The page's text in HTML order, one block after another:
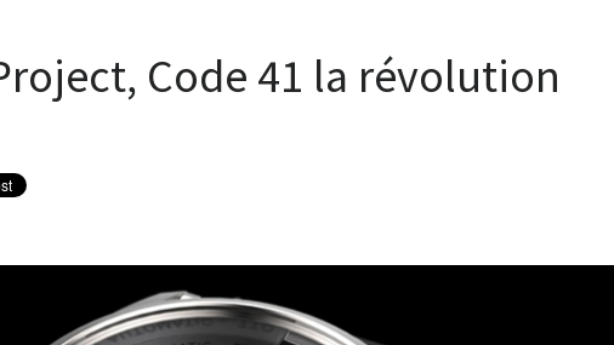
Code 41 la révolution